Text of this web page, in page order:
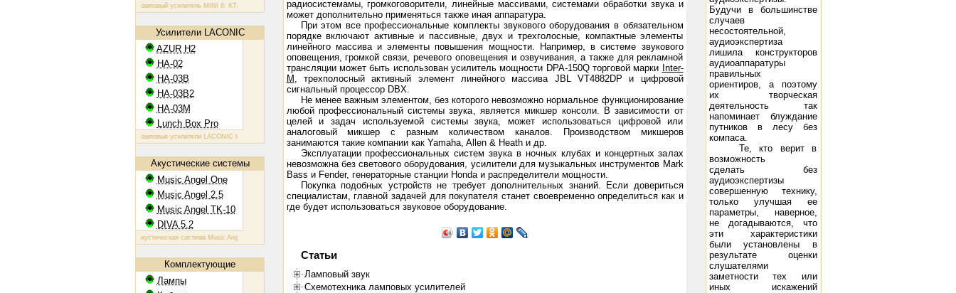
Ламповый усилитель MINI 6: KT88, 2х60 Вт Ламповый усилитель MINIP1: 6AQ5, 2х10 ВтЛамповый усилитель MINIL3: EL34, 2х35 ВтЛамповый усилитель MINIP14: 6P14, 2х10 Вт
Усилители LACONIC
AZUR H2
HA-02
HA-03B
HA-03B2
HA-03M
Lunch Box Pro
Ламповые усилители LACONIC HA-02,03B/B2/M: 6N6P, 2х1,2 Вт на 300 Ом
Акустические системы
Music Angel One
Music Angel 2.5
Music Angel TK-10
DIVA 5.2
Акустическая система Music Angel One: 20 - 100 Вт, 38 Гц - 30 кГц, 86 Дб/Вт/м Акустическая система Music Angel 2.5: 20 - 200 Вт, 20 Гц - 30 кГц, 86 Дб/Вт/м Акустическая система Music Angel TK-10: 10 - 250 Вт, 45 Гц - 22 кГц, 8 Ом, 97 дБ/Вт/м
Комплектующие
Лампы
радиосистемамы, громкоговорители, линейные массивами, системами обработки звука и
может дополнительно применяться также иная аппаратура.
При этом все профессиональные комплекты звукового оборудования в обязательном
порядке включают активные и пассивные, двух и трехголосные, компактные элементы
линейного массива и элементы повышения мощности. Например, в системе звукового
оповещения, громкой связи, речевого оповещения и озвучивания, а также для рекламной
трансляции может быть использован усилитель мощности DPA-150Q торговой марки Inter-
M , трехполосный активный элемент линейного массива JBL VT4882DP и цифровой
сигнальный процессор DBX.
Не менее важным элементом, без которого невозможно нормальное функционирование
любой профессиональный системы звука, является микшер консоли. В зависимости от
целей и задач используемой системы звука, может использоваться цифровой или
аналоговый микшер с разным количеством каналов. Производством микшеров
занимаются такие компании как Yamaha, Allen & Heath и др.
Эксплуатации профессиональных систем звука в ночных клубах и концертных залах
невозможна без светового оборудования, усилители для музыкальных инструментов Mark
Bass и Fender, генераторные станции Honda и распределители мощности.
Покупка подобных устройств не требует дополнительных знаний. Если довериться
специалистам, главной задачей для покупателя станет своевременно определиться как и
где будет использоваться звуковое оборудование.
Статьи
Ламповый звук
Схемотехника ламповых усилителей
Будучи в большинстве
случаев
несостоятельной,
аудиоэкспертиза
лишила конструкторов
аудиоаппаратуры
правильных
ориентиров, а поэтому
их творческая
деятельность так
напоминает блуждание
путников в лесу без
компаса.
Те, кто верит в
возможность
сделать без
аудиоэкспертизы
совершенную технику,
только улучшая ее
параметры, наверное,
не догадываются, что
эти характеристики
были установлены в
результате оценки
слушателями
заметности тех или
иных искажений